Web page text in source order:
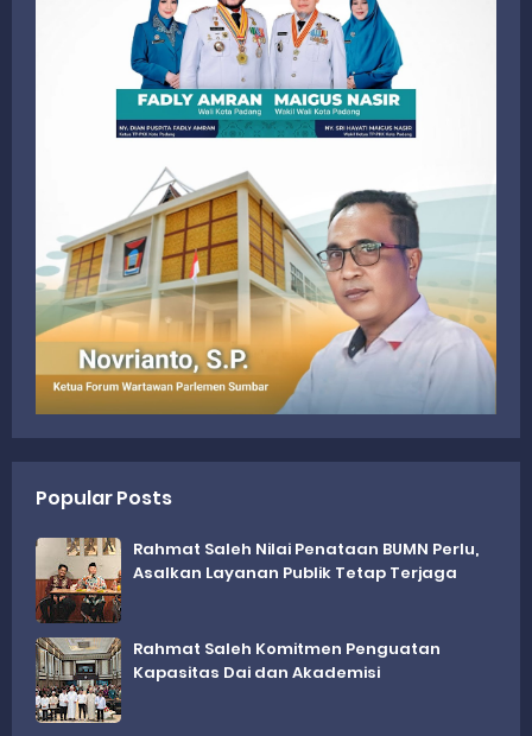
Popular Posts
Rahmat Saleh Nilai Penataan BUMN Perlu,
Asalkan Layanan Publik Tetap Terjaga
Rahmat Saleh Komitmen Penguatan
Kapasitas Dai dan Akademisi